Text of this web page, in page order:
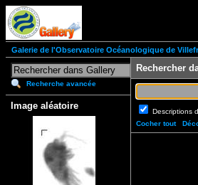
Galerie de l'Observatoire Océanologique de
Recherche avancée
Image aléatoire
Rechercher
Descriptions
Cocher tout